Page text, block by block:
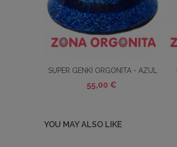
Añadir Al Carrito
SUPER GENKI ORGONITA - AZUL
55,00 €
YOU MAY ALSO LIKE